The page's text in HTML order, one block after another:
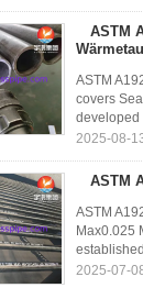
ASTM
ASTM
covers
developed
2025-08-
ASTM
ASTM
Max0.025
2025-07-